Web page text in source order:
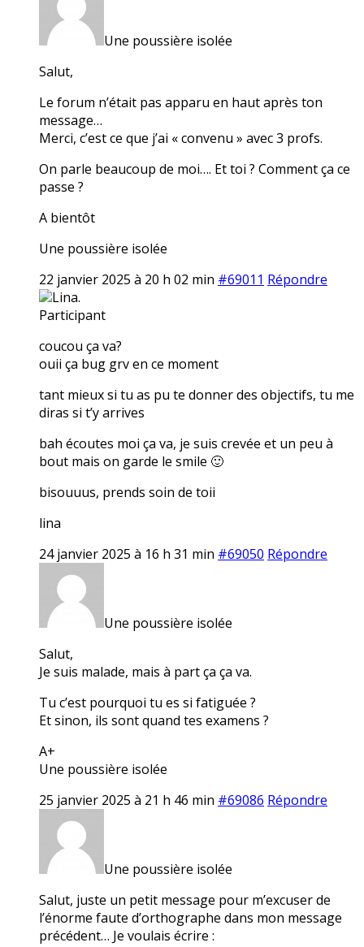
Une poussière isolée
Salut,
Le forum n’était pas apparu en haut après ton
message…
Merci, c’est ce que j’ai « convenu » avec 3 profs.
On parle beaucoup de moi…. Et toi ? Comment ça ce
passe ?
A bientôt
Une poussière isolée
22 janvier 2025 à 20 h 02 min #69011 Répondre
Lina.
Participant
coucou ça va?
ouii ça bug grv en ce moment
tant mieux si tu as pu te donner des objectifs, tu me
diras si t’y arrives
bah écoutes moi ça va, je suis crevée et un peu à
bout mais on garde le smile 🙂
bisouuus, prends soin de toii
lina
24 janvier 2025 à 16 h 31 min #69050 Répondre
Une poussière isolée
Salut,
Je suis malade, mais à part ça ça va.
Tu c’est pourquoi tu es si fatiguée ?
Et sinon, ils sont quand tes examens ?
A+
Une poussière isolée
25 janvier 2025 à 21 h 46 min #69086 Répondre
Une poussière isolée
Salut, juste un petit message pour m’excuser de
l’énorme faute d’orthographe dans mon message
précédent… Je voulais écrire :